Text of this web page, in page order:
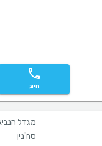
חיוג
מגדל
סח'נין